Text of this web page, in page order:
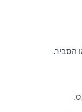
הסביר.